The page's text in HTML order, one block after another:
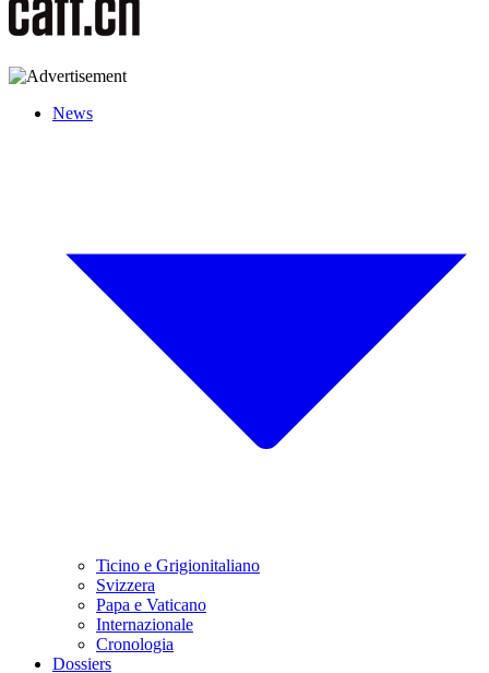
News
Ticino e Grigionitaliano
Svizzera
Papa e Vaticano
Internazionale
Cronologia
Dossiers